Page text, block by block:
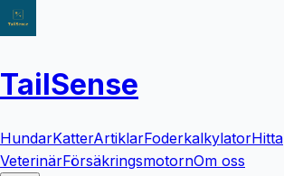
TailSense
HundarKatterArtiklarFoderkalkylatorHitta
VeterinärFörsäkringsmotornOm oss